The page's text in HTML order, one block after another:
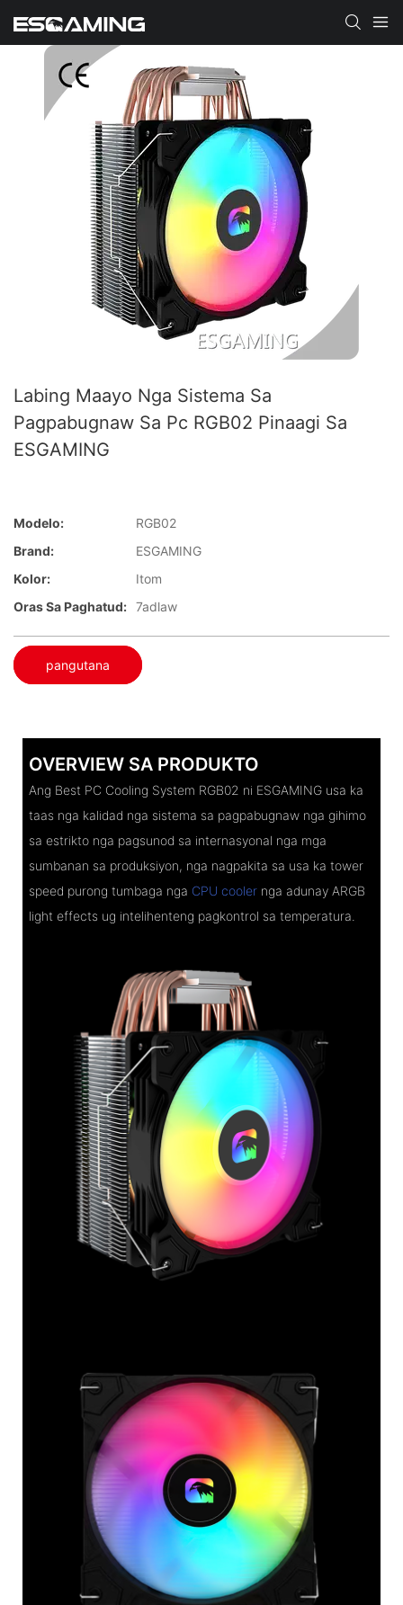
Labing Maayo Nga Sistema Sa
Pagpabugnaw Sa Pc RGB02 Pinaagi Sa
ESGAMING
Modelo:
RGB02
Brand:
ESGAMING
Kolor:
Itom
Oras Sa Paghatud: 7adlaw
pangutana
OVERVIEW SA PRODUKTO
Ang Best PC Cooling System RGB02 ni ESGAMING usa ka
taas nga kalidad nga sistema sa pagpabugnaw nga gihimo
sa estrikto nga pagsunod sa internasyonal nga mga
sumbanan sa produksiyon, nga nagpakita sa usa ka tower
speed purong tumbaga nga CPU coolernga adunay ARGB
light effects ug intelihenteng pagkontrol sa temperatura.